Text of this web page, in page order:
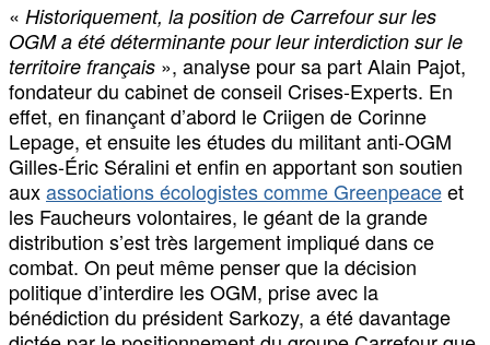
« Historiquement, la position de Carrefour sur les
OGM a été déterminante pour leur interdiction sur le
territoire français », analyse pour sa part Alain Pajot,
fondateur du cabinet de conseil Crises-Experts. En
effet, en finançant d’abord le Criigen de Corinne
Lepage, et ensuite les études du militant anti-OGM
Gilles-Éric Séralini et enfin en apportant son soutien
auxassociations écologistes comme Greenpeaceet
les Faucheurs volontaires, le géant de la grande
distribution s’est très largement impliqué dans ce
combat. On peut même penser que la décision
politique d’interdire les OGM, prise avec la
bénédiction du président Sarkozy, a été davantage